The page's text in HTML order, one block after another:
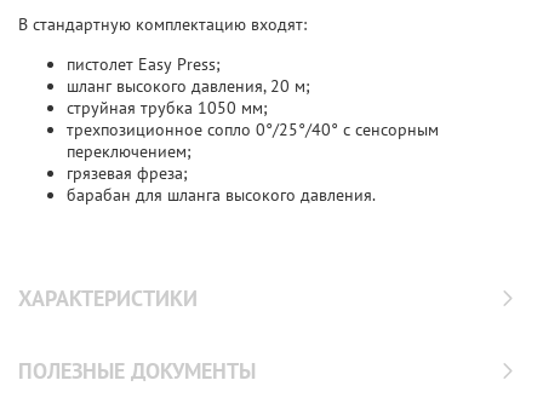
В стандартную комплектацию входят:
пистолет Easy Press;
шланг высокого давления, 20 м;
струйная трубка 1050 мм;
трехпозиционное сопло 0°/25°/40° с сенсорным
переключением;
грязевая фреза;
барабан для шланга высокого давления.
ХАРАКТЕРИСТИКИ
ПОЛЕЗНЫЕ ДОКУМЕНТЫ